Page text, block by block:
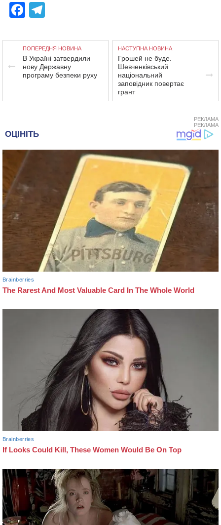
Facebook
ПОПЕРЕДНЯ НОВИНА
В Україні затвердили
нову Державну
програму безпеки руху
НАСТУПНА НОВИНА
Грошей не буде.
Шевченківський
національний
заповідник повертає
грант
РЕКЛАМА
РЕКЛАМА